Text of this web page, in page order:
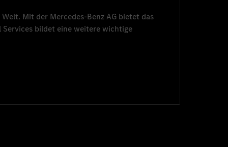
Mit der Mercedes-Benz AG bietet das
Services bildet eine weitere wichtige